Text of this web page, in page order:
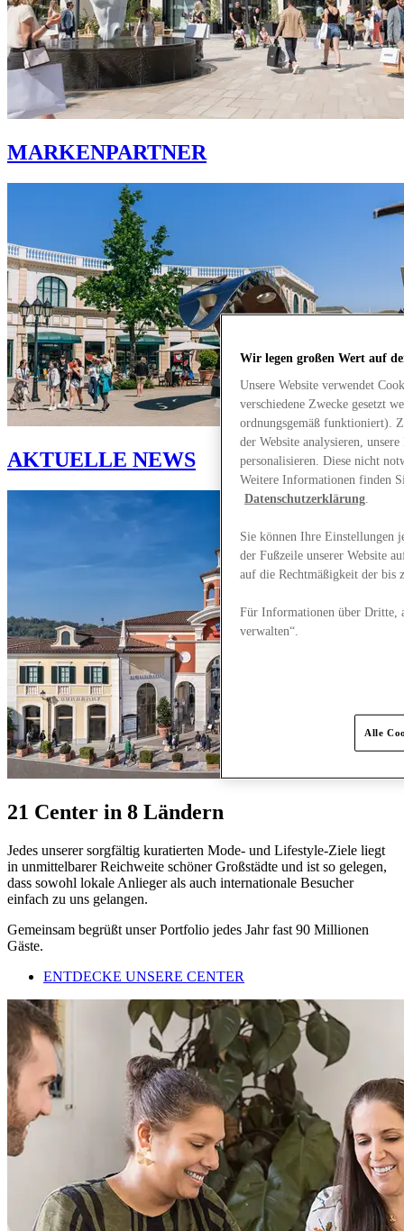
MARKENPARTNER
AKTUELLE NEWS
21 Center in 8 Ländern
Jedes unserer sorgfältig kuratierten Mode- und Lifestyle-Ziele liegt
in unmittelbarer Reichweite schöner Großstädte und ist so gelegen,
dass sowohl lokale Anlieger als auch internationale Besucher
einfach zu uns gelangen.
Gemeinsam begrüßt unser Portfolio jedes Jahr fast 90 Millionen
Gäste.
ENTDECKE UNSERE CENTER
Wir legen großen Wert auf
Unsere Website verwendet
verschiedene Zwecke gesetzt
ordnungsgemäß funktioniert).
der Website analysieren,
personalisieren. Diese nicht
Weitere Informationen finden
Datenschutzerklärung
Sie können Ihre Einstellungen
der Fußzeile unserer Website
auf die Rechtmäßigkeit der bis
Für Informationen über Dritte,
verwalten“.
Alle